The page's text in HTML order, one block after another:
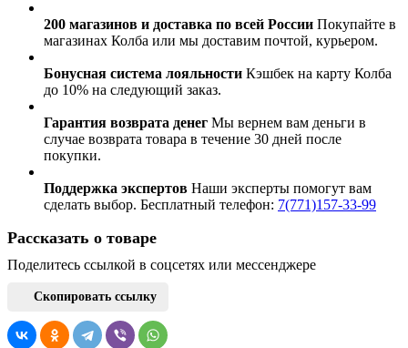
200 магазинов и доставка по всей России Покупайте в
магазинах Колба или мы доставим почтой, курьером.
Бонусная система лояльности Кэшбек на карту Колба
до 10% на следующий заказ.
Гарантия возврата денег Мы вернем вам деньги в
случае возврата товара в течение 30 дней после
покупки.
Поддержка экспертов Наши эксперты помогут вам
сделать выбор. Бесплатный телефон: 7(771)157-33-99
Рассказать о товаре
Поделитесь ссылкой в соцсетях или мессенджере
Скопировать ссылку